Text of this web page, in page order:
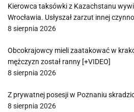
Kierowca taksówki z Kazachstanu
Wrocławia. Usłyszał zarzut innej
8 sierpnia 2026
Obcokrajowcy mieli zaatakować w
mężczyzn został ranny [+VIDEO]
8 sierpnia 2026
Z prywatnej posesji w Poznaniu
8 sierpnia 2026